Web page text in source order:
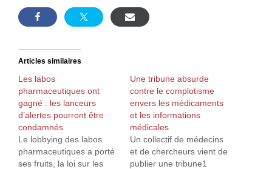
Articles similaires
Les labos
pharmaceutiques ont
gagné : les lanceurs
d’alertes pourront être
condamnés
Le lobbying des labos
pharmaceutiques a porté
ses fruits, la loi sur les
Une tribune absurde
contre le complotisme
envers les médicaments
et les informations
médicales
Un collectif de médecins
et de chercheurs vient de
publier une tribune1